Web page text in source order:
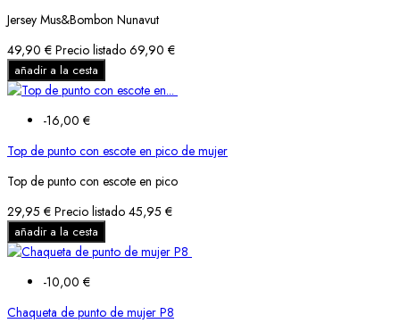
Jersey Mus&Bombon Nunavut
49,90 € Precio listado 69,90 €
añadir a la cesta
-16,00 €
Top de punto con escote en pico de mujer
Top de punto con escote en pico
29,95 € Precio listado 45,95 €
añadir a la cesta
-10,00 €
Chaqueta de punto de mujer P8